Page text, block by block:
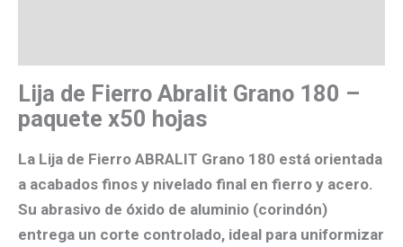
Lija de Fierro Abralit Grano 180 –
paquete x50 hojas
La Lija de Fierro ABRALIT Grano 180 está orientada
a acabados finos y nivelado final en fierro y acero.
Su abrasivo de óxido de aluminio (corindón)
entrega un corte controlado, ideal para uniformizar